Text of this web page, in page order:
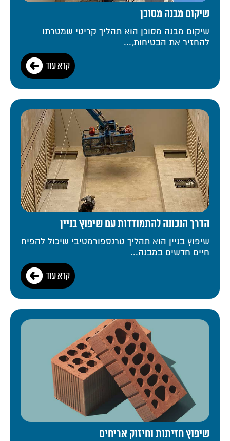
שיקום מבנה מסוכן
שיקום מבנה מסוכן הוא תהליך קריטי שמטרתו
להחזיר את הבטיחות,...
קרא עוד
הדרך הנכונה להתמודדות עם שיפוץ בניין
שיפוץ בניין הוא תהליך טרנספורמטיבי שיכול להפיח
חיים חדשים במבנה...
קרא עוד
שיפוץ חזיתות וחיזוק אריחים